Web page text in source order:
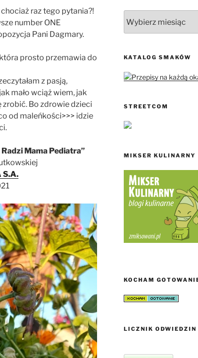
raz tego pytania?!
number ONE
Pani Dagmary.
prosto przemawia do
z pasją,
mało wciąż wiem, jak
zrobić. Bo zdrowie dzieci
od maleńkości>>> idzie
Mama Pediatra”
S.A.
KATALOG SMAKÓW
STREETCOM
MIKSER KULINARNY
KOCHAM
LICZNIK ODWIEDZIN